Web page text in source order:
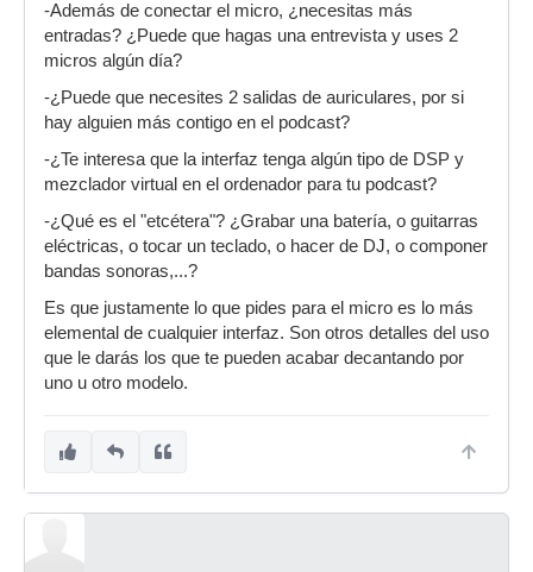
-Además de conectar el micro, ¿necesitas más
entradas? ¿Puede que hagas una entrevista y uses 2
micros algún día?
-¿Puede que necesites 2 salidas de auriculares, por si
hay alguien más contigo en el podcast?
-¿Te interesa que la interfaz tenga algún tipo de DSP y
mezclador virtual en el ordenador para tu podcast?
-¿Qué es el "etcétera"? ¿Grabar una batería, o guitarras
eléctricas, o tocar un teclado, o hacer de DJ, o componer
bandas sonoras,...?
Es que justamente lo que pides para el micro es lo más
elemental de cualquier interfaz. Son otros detalles del uso
que le darás los que te pueden acabar decantando por
uno u otro modelo.